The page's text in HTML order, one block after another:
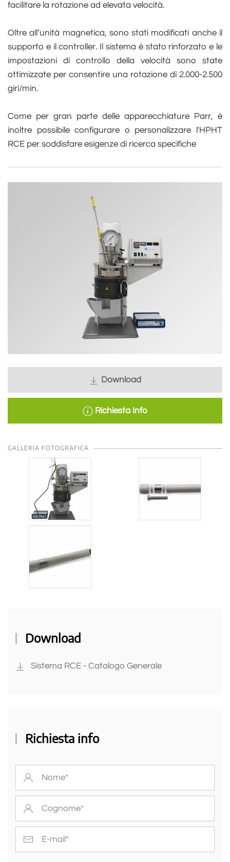
facilitare la rotazione ad elevata velocità.
Oltre all’unità magnetica, sono stati modificati anche il
supporto e il controller. Il sistema è stato rinforzato e le
impostazioni di controllo della velocità sono state
ottimizzate per consentire una rotazione di 2.000-2.500
giri/min.
Come per gran parte delle apparecchiature Parr, è
inoltre possibile configurare o personalizzare l'HPHT
RCE per soddisfare esigenze di ricerca specifiche
Download
Richiesta Info
GALLERIA FOTOGRAFICA
Download
Sistema RCE - Catalogo Generale
Richiesta info